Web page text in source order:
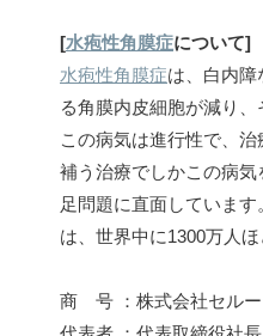
[水疱性角膜症について]
水疱性角膜症は、白内
る角膜内皮細胞が減り
この病気は進行性で、
補う治療でしかこの病
足問題に直面していま
は、世界中に1300万人
商 号 ：株式会社セルー